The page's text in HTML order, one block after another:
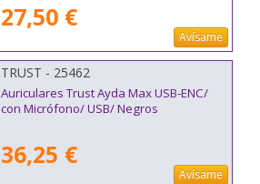
27,50 €
Avísame
TRUST - 25462
Auriculares Trust Ayda Max USB-ENC/
con Micrófono/ USB/ Negros
36,25 €
Avísame